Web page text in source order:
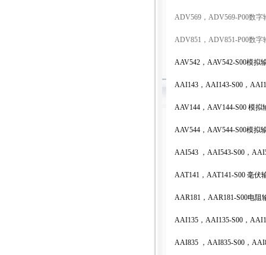
ADV569 ， ADV569-P00数字
ADV851 ， ADV851-P00数字
AAV542 ， AAV542-S00模拟
AAI143 ， AAI143-S00 ，
AAV144 ， AAV144-S00 模拟
AAV544 ， AAV544-S00模拟
AAI543 ， AAI543-S00 ，
AAT141 ， AAT141-S00 毫伏
AAR181 ， AAR181-S00电阻
AAI135 ， AAI135-S00 ，
AAI835 ， AAI835-S00 ，